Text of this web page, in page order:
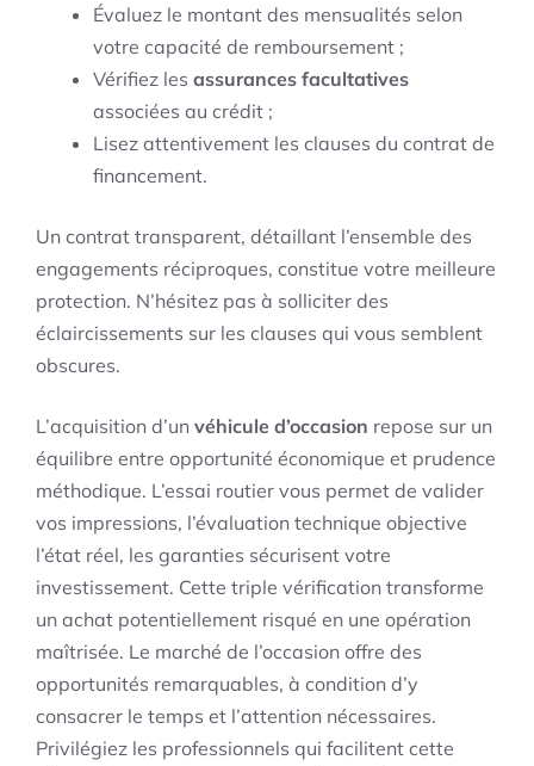
Évaluez le montant des mensualités selon
votre capacité de remboursement ;
Vérifiez les assurances facultatives
associées au crédit ;
Lisez attentivement les clauses du contrat de
financement.
Un contrat transparent, détaillant l’ensemble des
engagements réciproques, constitue votre meilleure
protection. N’hésitez pas à solliciter des
éclaircissements sur les clauses qui vous semblent
obscures.
L’acquisition d’un véhicule d’occasion repose sur un
équilibre entre opportunité économique et prudence
méthodique. L’essai routier vous permet de valider
vos impressions, l’évaluation technique objective
l’état réel, les garanties sécurisent votre
investissement. Cette triple vérification transforme
un achat potentiellement risqué en une opération
maîtrisée. Le marché de l’occasion offre des
opportunités remarquables, à condition d’y
consacrer le temps et l’attention nécessaires.
Privilégiez les professionnels qui facilitent cette